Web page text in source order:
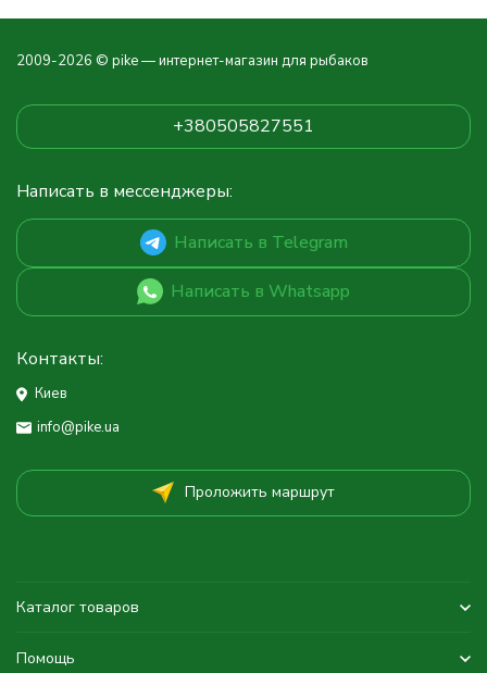
2009-2026 © pike — интернет-магазин для рыбаков
+380505827551
Написать в мессенджеры:
Написать в Telegram
Написать в Whatsapp
Контакты:
Киев
info@pike.ua
Проложить маршрут
Каталог товаров
Помощь